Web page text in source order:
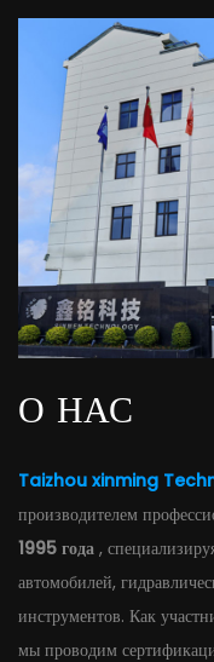
О НАС
Taizhou xinming
производителем
1995 года ,
автомобилей,
инструментов. Как
мы проводим